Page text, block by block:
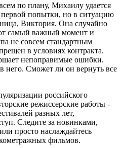
по плану, Михаилу удается
первой попытки, но в ситуацию
Виктория. Она случайно
самый важный момент и
не совсем стандартным
в условиях контракта.
непоправимые ошибки.
него. Сможет ли он вернуть все
российского
режиссерские работы -
разных лет,
Следите за новинками,
просто наслаждайтесь
фильмов.